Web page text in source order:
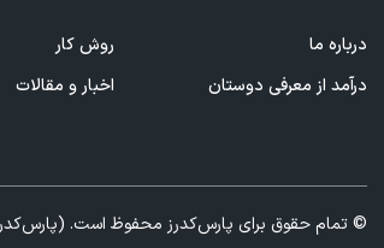
درباره ما روش کار
درآمد از معرفی دوستان اخبار و مقالات
© تمام حقوق برای پارس‌کدرز محفوظ است. (پارس‌کدرز®